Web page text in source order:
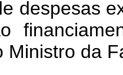
despesas
Ministro da